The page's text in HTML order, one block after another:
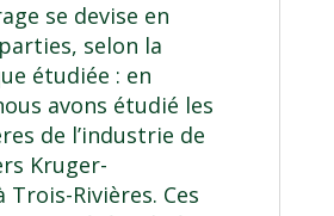
se devise en
selon la
étudiée : en
avons étudié les
de l’industrie de
Kruger-
Trois-Rivières. Ces